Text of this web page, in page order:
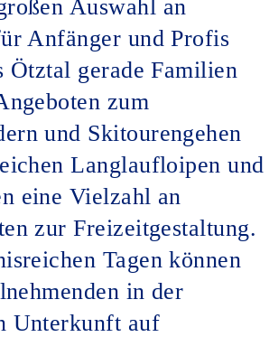
Auswahl an
Anfänger und Profis
Ötztal gerade Familien
zum
und Skitourengehen
Langlaufloipen und
eine Vielzahl an
zur Freizeitgestaltung.
Tagen können
in der
Unterkunft auf